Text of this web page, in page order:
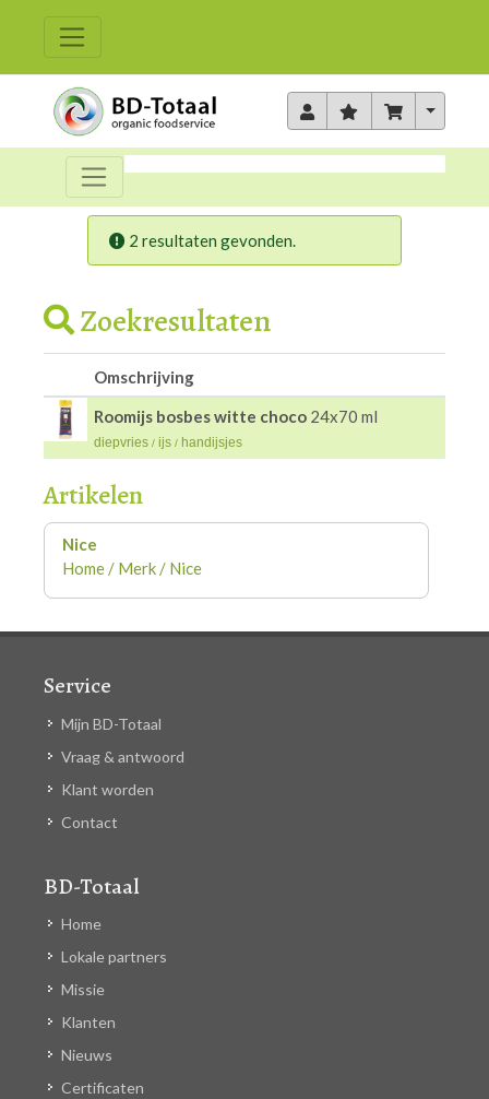
Toggle
2 resultaten gevonden.
Zoekresultaten
Omschrijving
Roomijs bosbes witte choco 24x70 ml
diepvries / ijs / handijsjes
Artikelen
Nice
Home / Merk / Nice
Service
Mijn BD-Totaal
Vraag & antwoord
Klant worden
Contact
BD-Totaal
Home
Lokale partners
Missie
Klanten
Nieuws
Certificaten